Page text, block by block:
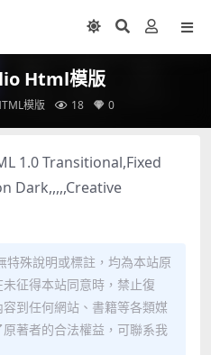
Html模版
模版 18 0
1.0 Transitional,Fixed
Dark,,,,,Creative
特殊說明或標註，均為本站原
征得本站同意時，禁止復
到任何網站、書籍等各類媒
著者的合法權益，可聯系我